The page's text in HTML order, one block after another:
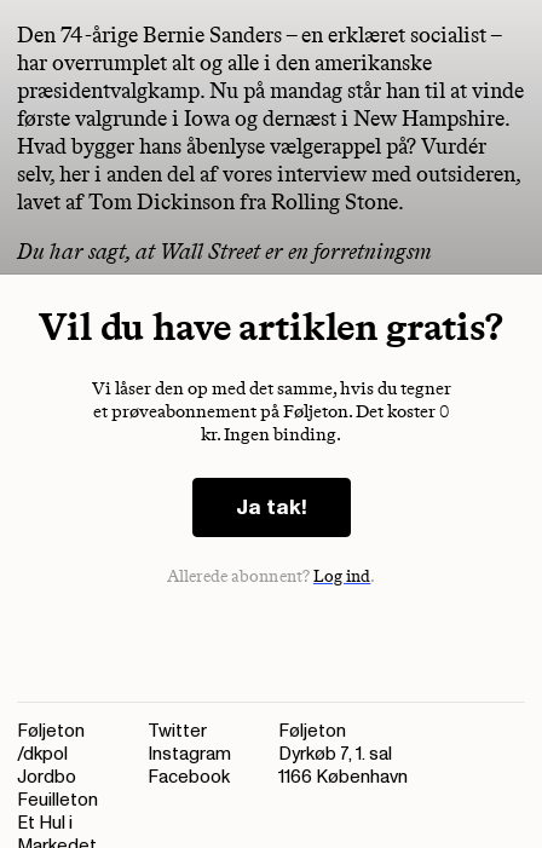
Den 74-årige Bernie Sanders – en erklæret socialist –
har overrumplet alt og alle i den amerikanske
præsidentvalgkamp. Nu på mandag står han til at vinde
første valgrunde i Iowa og dernæst i New Hampshire.
Hvad bygger hans åbenlyse vælgerappel på? Vurdér
selv, her i anden del af vores interview med outsideren,
lavet af Tom Dickinson fra Rolling Stone.
Du har sagt, at Wall Street er en forretningsm
Vil du have artiklen gratis?
Vi låser den op med det samme, hvis du tegner
et prøveabonnement på Føljeton. Det koster 0
kr. Ingen binding.
Ja tak!
Allerede abonnent?Log ind.
Føljeton
/dkpol
Jordbo
Feuilleton
Et Hul i
Twitter
Instagram
Facebook
Føljeton
Dyrkøb 7, 1. sal
1166 København